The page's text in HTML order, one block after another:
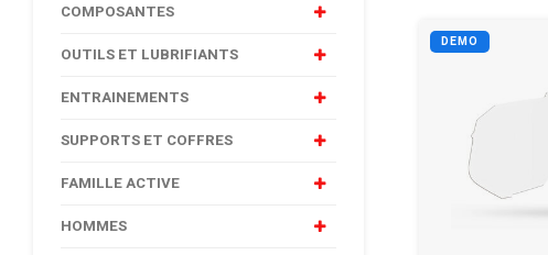
COMPOSANTES
OUTILS ET LUBRIFIANTS
ENTRAINEMENTS
SUPPORTS ET COFFRES
FAMILLE ACTIVE
HOMMES
DEMO